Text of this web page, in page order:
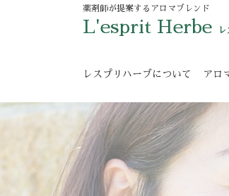
薬剤師が提案するアロマブレンド
L'esprit Herbe
レスプリハーブについて アロ